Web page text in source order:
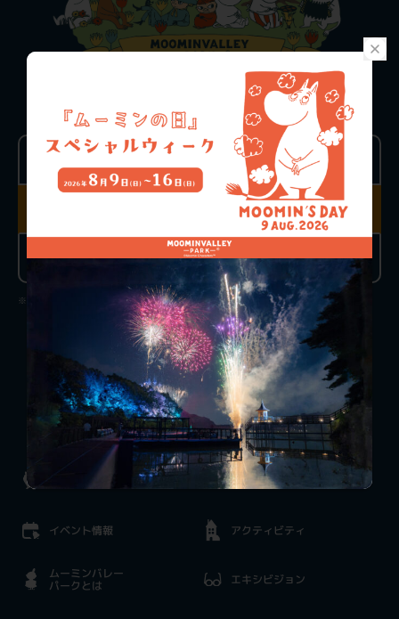
TICKET PRICE ONE-DAY PASS
おとな こども
（4歳以上高校生以下）
前売り
1,000円
4,300円 1,300円
※チケットは閉園時間の1時間前までお買い求めいただけます。
チケット購入
料金案内
イベント情報
ムーミンバレー
パークとは
施設一覧
アクティビティ
エキシビジョン